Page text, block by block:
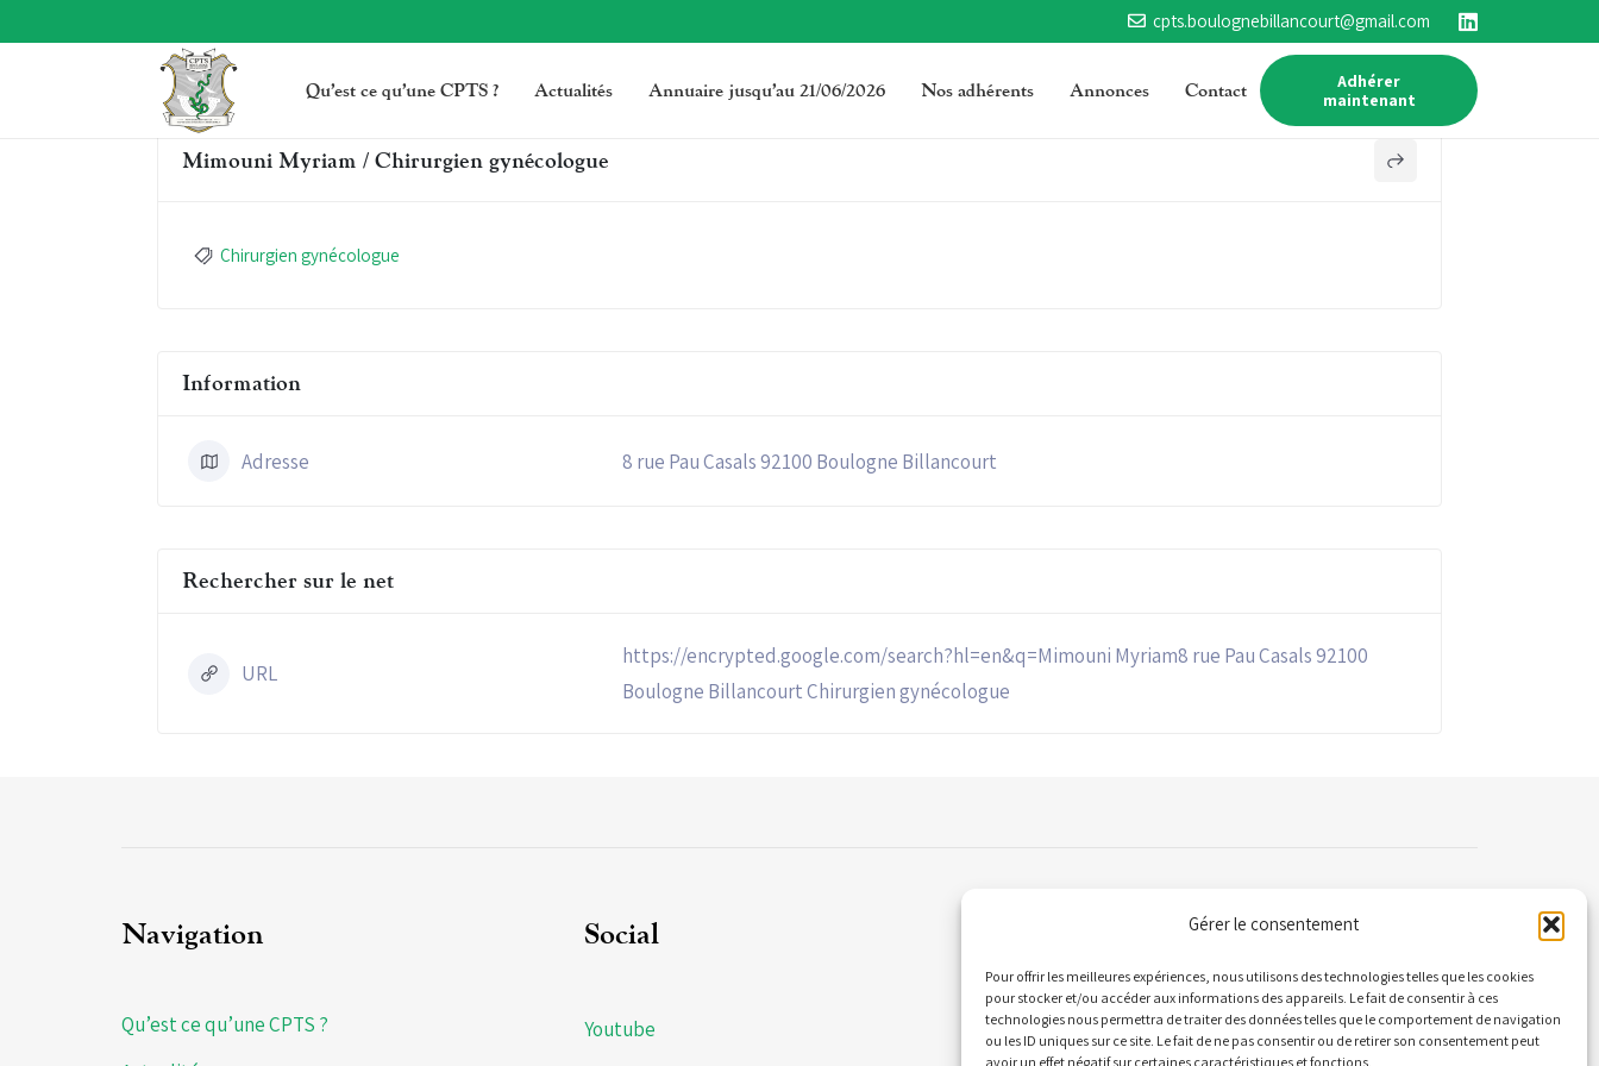
Gérer le consentement
Pour offrir les meilleures expériences, nous utilisons des technologies telles que les cookies
pour stocker et/ou accéder aux informations des appareils. Le fait de consentir à ces
technologies nous permettra de traiter des données telles que le comportement de navigation
ou les ID uniques sur ce site. Le fait de ne pas consentir ou de retirer son consentement peut
avoir un effet négatif sur certaines caractéristiques et fonctions.
cpts.boulognebillancourt@gmail.com
Qu’est ce qu’une CPTS ? Actualités Annuaire jusqu’au 21/06/2026 Nos adhérents Annonces Contact
Adhérer
maintenant
Mimouni Myriam / Chirurgien gynécologue
Chirurgien gynécologue
Information
Adresse 8 rue Pau Casals 92100 Boulogne Billancourt
Rechercher sur le net
URL
https://encrypted.google.com/search?hl=en&q=Mimouni Myriam8 rue Pau Casals 92100
Boulogne Billancourt Chirurgien gynécologue
Navigation
Qu’est ce qu’une CPTS ?
Social
Youtube
21 Quai Alphonse le Gallo 92100 Boulogne-